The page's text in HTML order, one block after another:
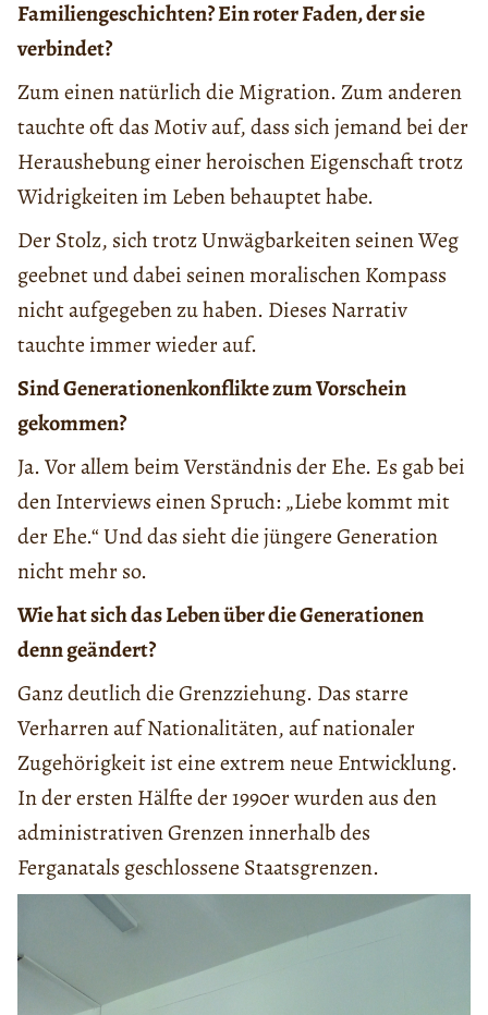
Familiengeschichten? Ein roter Faden, der sie
verbindet?
Zum einen natürlich die Migration. Zum anderen
tauchte oft das Motiv auf, dass sich jemand bei der
Heraushebung einer heroischen Eigenschaft trotz
Widrigkeiten im Leben behauptet habe.
Der Stolz, sich trotz Unwägbarkeiten seinen Weg
geebnet und dabei seinen moralischen Kompass
nicht aufgegeben zu haben. Dieses Narrativ
tauchte immer wieder auf.
Sind Generationenkonflikte zum Vorschein
gekommen?
Ja. Vor allem beim Verständnis der Ehe. Es gab bei
den Interviews einen Spruch: „Liebe kommt mit
der Ehe.“ Und das sieht die jüngere Generation
nicht mehr so.
Wie hat sich das Leben über die Generationen
denn geändert?
Ganz deutlich die Grenzziehung. Das starre
Verharren auf Nationalitäten, auf nationaler
Zugehörigkeit ist eine extrem neue Entwicklung.
In der ersten Hälfte der 1990er wurden aus den
administrativen Grenzen innerhalb des
Ferganatals geschlossene Staatsgrenzen.